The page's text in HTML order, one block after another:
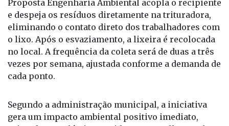
O sistema é totalmente mecanizado: o caminhão da
Proposta Engenharia Ambiental acopla o recipiente
e despeja os resíduos diretamente na trituradora,
eliminando o contato direto dos trabalhadores com
o lixo. Após o esvaziamento, a lixeira é recolocada
no local. A frequência da coleta será de duas a três
cada ponto.